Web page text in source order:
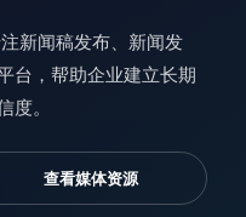
新闻稿发布、新闻发
台，帮助企业建立长期
。
查看媒体资源